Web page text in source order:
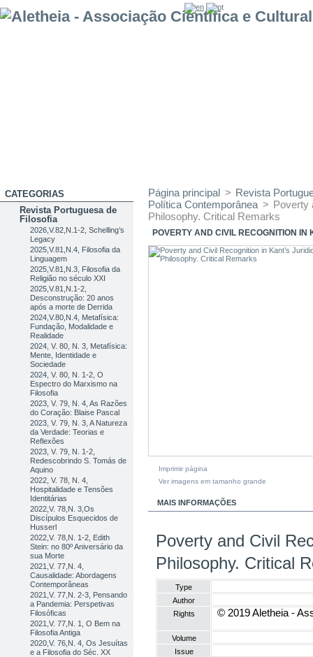
CATEGORIAS
Revista Portuguesa de
Filosofia
2026,V.82,N.1-2, Schelling’s
Legacy
2025,V.81,N.4, Filosofia da
Linguagem
2025,V.81,N.3, Filosofia da
Religião no século XXI
2025,V.81,N.1-2,
Desconstrução: 20 anos
após a morte de Derrida
2024,V.80,N.4, Metafísica:
Fundação, Modalidade e
Realidade
2024, V. 80, N. 3, Metafísica:
Mente, Identidade e
Sociedade
2024, V. 80, N. 1-2, O
Espectro do Marxismo na
Filosofia
2023, V. 79, N. 4, As Razões
do Coração: Blaise Pascal
2023, V. 79, N. 3, A Natureza
da Verdade: Teorias e
Reflexões
2023, V. 79, N. 1-2,
Redescobrindo S. Tomás de
Aquino
2022, V. 78, N. 4,
Hospitalidade e Tensões
Identitárias
2022,V. 78,N. 3,Os
Discípulos Esquecidos de
Husserl
2022,V. 78,N. 1-2, Edith
Stein: no 80º Aniversário da
sua Morte
2021,V. 77,N. 4,
Causalidade: Abordagens
Contemporâneas
2021,V. 77,N. 2-3, Pensando
a Pandemia: Perspetivas
Filosóficas
2021,V. 77,N. 1, O Bem na
Filosofia Antiga
2020,V. 76,N. 4, Os Jesuítas
e a Filosofia do Séc. XX
Página principal > Revista
Política Contemporânea > Poverty
Philosophy. Critical Remarks
POVERTY AND CIVIL RECOGNITION
Imprimir página
Ver imagens em tamanho grande
MAIS INFORMAÇÕES
Poverty and Civil
Philosophy. Critical
Type
Author
Rights
© 2019 Aletheia -
Volume
Issue